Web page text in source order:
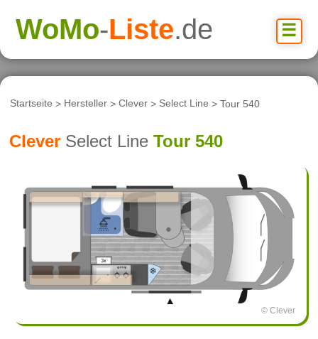
☰
WoMo-Liste.de
Startseite > Hersteller >Clever > Select Line > Tour 540
Clever Select Line Tour 540
© Clever